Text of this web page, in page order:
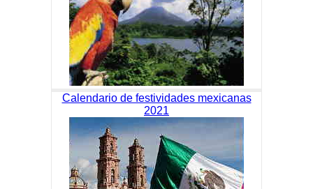
Calendario de festividades mexicanas
2021